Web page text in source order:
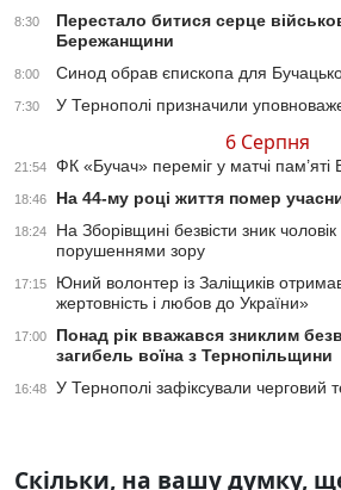
8:30
Перестало битися серце
Бережанщини
8:00 Синод обрав єпископа для
7:30 У Тернополі призначили
6 Серпня
21:54 ФК «Бучач» переміг у матчі
18:46 На 44-му році життя помер
18:24
На Зборівщині безвісти зник
порушеннями зору
17:15
Юний волонтер із Заліщиків
жертовність і любов до України»
17:00
Понад рік вважався зниклим
загибель воїна з Тернопільщини
16:48 У Тернополі зафіксували черговий
Скільки, на вашу думку,